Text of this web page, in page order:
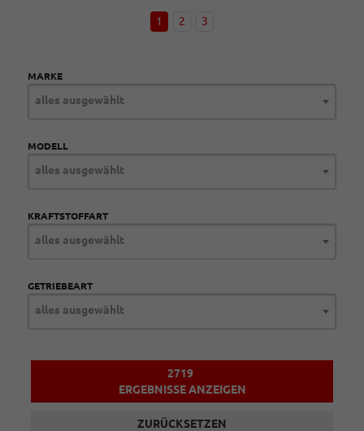
1 2 3
MARKE
alles ausgewählt
MODELL
alles ausgewählt
KRAFTSTOFFART
alles ausgewählt
GETRIEBEART
alles ausgewählt
2719
ERGEBNISSE ANZEIGEN
ZURÜCKSETZEN